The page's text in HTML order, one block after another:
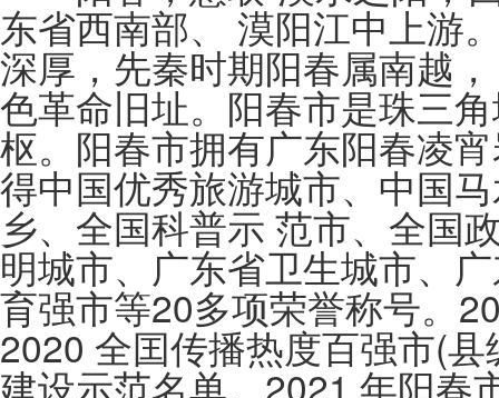
东省西南部、 漠阳江中上游
深厚，先秦时期阳春属南越
色革命旧址。阳春市是珠三
枢。阳春市拥有广东阳春凌
得中国优秀旅游城市、中国
乡、全国科普示 范市、全国
明城市、广东省卫生城市、
育强市等20多项荣誉称号。
2020 全囯传播热度百强市(
建设示范名单。2021 年阳春